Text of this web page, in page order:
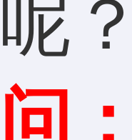
呢？
问